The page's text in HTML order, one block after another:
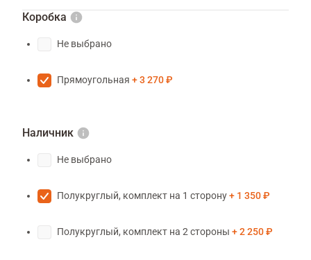
Коробка
Не выбрано
Прямоугольная 3 270 ₽
Наличник
Не выбрано
Полукруглый, комплект на 1 сторону 1 350 ₽
Полукруглый, комплект на 2 стороны 2 250 ₽